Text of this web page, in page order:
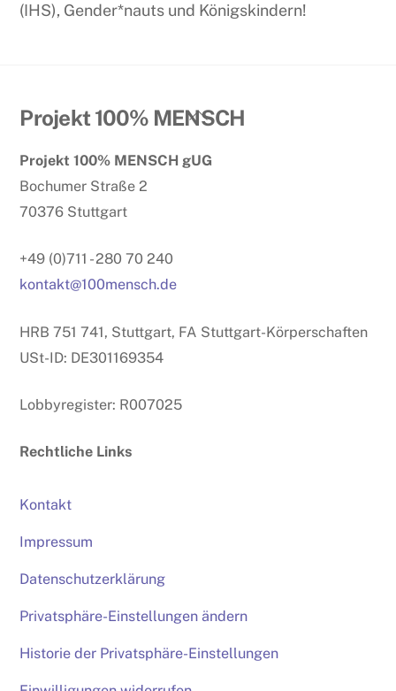
(IHS), Gender*nauts und Königskindern!
Back
Top
Projekt 100% MENSCH
Projekt 100% MENSCH gUG
Bochumer Straße 2
70376 Stuttgart
+49 (0)711 - 280 70 240
kontakt@100mensch.de
HRB 751 741, Stuttgart, FA Stuttgart-Körperschaften
USt-ID: DE301169354
Lobbyregister: R007025
Rechtliche Links
Kontakt
Impressum
Datenschutzerklärung
Privatsphäre-Einstellungen ändern
Historie der Privatsphäre-Einstellungen